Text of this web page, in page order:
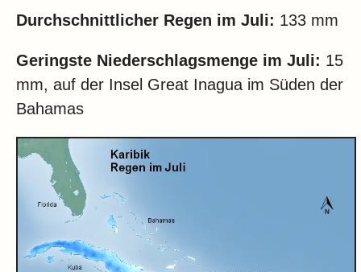
Durchschnittlicher Regen im Juli: 133 mm
Geringste Niederschlagsmenge im Juli: 15
mm, auf der Insel Great Inagua im Süden der
Bahamas